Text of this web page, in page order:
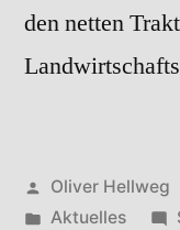
den netten
Veröffentlicht
von
Oliver Hellweg
Veröffentlicht
Aktuelles